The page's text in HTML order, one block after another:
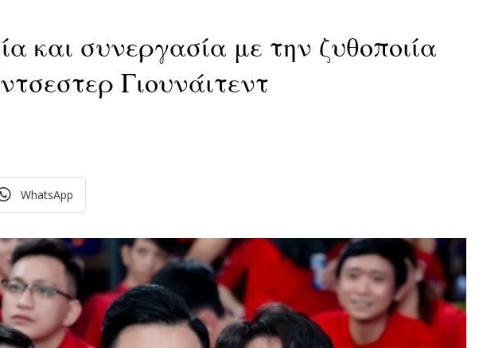
και συνεργασία με την ζυθοποιία
Γιουνάιτεντ
WhatsApp